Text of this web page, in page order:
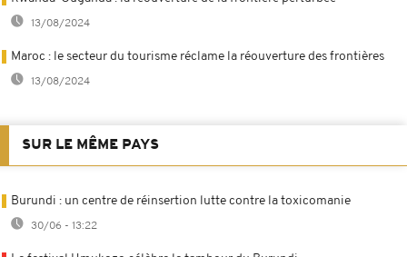
13/08/2024
Maroc : le secteur du tourisme réclame la réouverture des frontières
13/08/2024
SUR LE MÊME PAYS
Burundi : un centre de réinsertion lutte contre la toxicomanie
30/06 - 13:22